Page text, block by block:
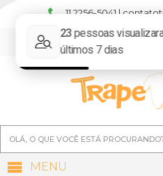
11 2256-5041 |
MENU